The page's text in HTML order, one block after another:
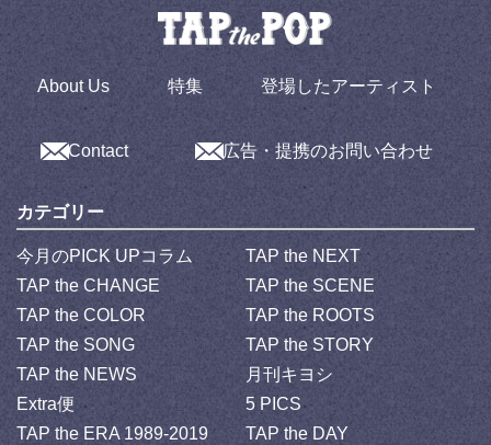
About Us 特集 登場したアーティスト
Contact 広告・提携のお問い合わせ
カテゴリー
今月のPICK UPコラム
TAP the NEXT
TAP the CHANGE
TAP the SCENE
TAP the COLOR
TAP the ROOTS
TAP the SONG
TAP the STORY
TAP the NEWS
月刊キヨシ
Extra便
5 PICS
TAP the ERA 1989-2019
TAP the DAY